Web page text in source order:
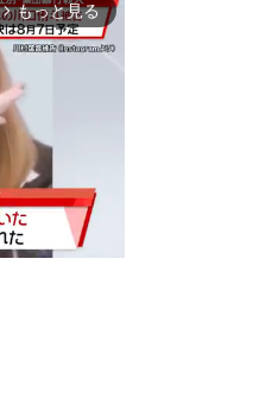
arrow_forward_ios もっと見る